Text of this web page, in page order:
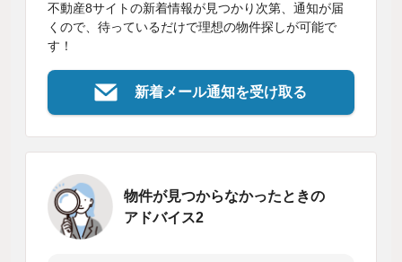
不動産8サイトの新着情報が見つかり次第、通知が届
くので、待っているだけで理想の物件探しが可能で
す！
新着メール通知を受け取る
物件が見つからなかったときの
アドバイス2